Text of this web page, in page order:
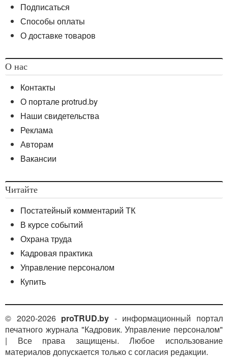
Подписаться
Способы оплаты
О доставке товаров
О нас
Контакты
О портале protrud.by
Наши свидетельства
Реклама
Авторам
Вакансии
Читайте
Постатейный комментарий ТК
В курсе событий
Охрана труда
Кадровая практика
Управление персоналом
Купить
© 2020-2026 proTRUD.by - информационный портал
печатного журнала "Кадровик. Управление персоналом"
| Все права защищены. Любое использование
материалов допускается только с согласия редакции.